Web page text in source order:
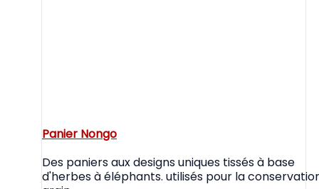
Panier Nongo
Des paniers aux designs uniques tissés à base
d'herbes à éléphants. utilisés pour la